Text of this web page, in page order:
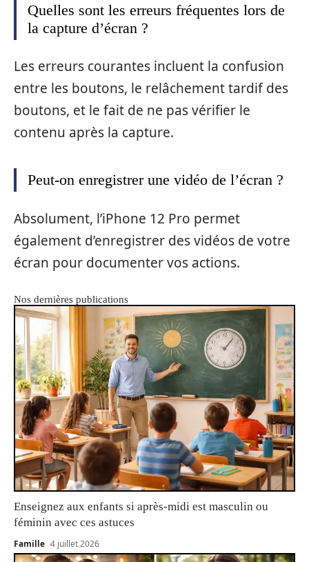
Quelles sont les erreurs fréquentes lors de
la capture d’écran ?
Les erreurs courantes incluent la confusion
entre les boutons, le relâchement tardif des
boutons, et le fait de ne pas vérifier le
contenu après la capture.
Peut-on enregistrer une vidéo de l’écran ?
Absolument, l’iPhone 12 Pro permet
également d’enregistrer des vidéos de votre
écran pour documenter vos actions.
Nos dernières publications
Enseignez aux enfants si après-midi est masculin ou
féminin avec ces astuces
Famille 4 juillet 2026